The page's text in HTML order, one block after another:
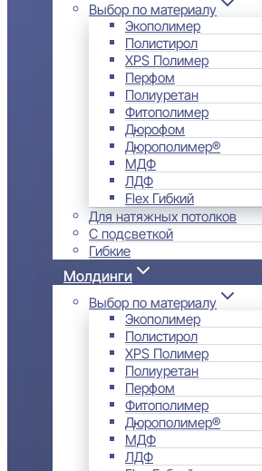
Выбор по материалу
Экополимер
Полистирол
XPS Полимер
Перфом
Полиуретан
Фитополимер
Дюрофом
Дюрополимер®
МДФ
ЛДФ
Flex Гибкий
Для натяжных потолков
С подсветкой
Гибкие
Молдинги
Выбор по материалу
Экополимер
Полистирол
XPS Полимер
Полиуретан
Перфом
Фитополимер
Дюрополимер®
МДФ
ЛДФ